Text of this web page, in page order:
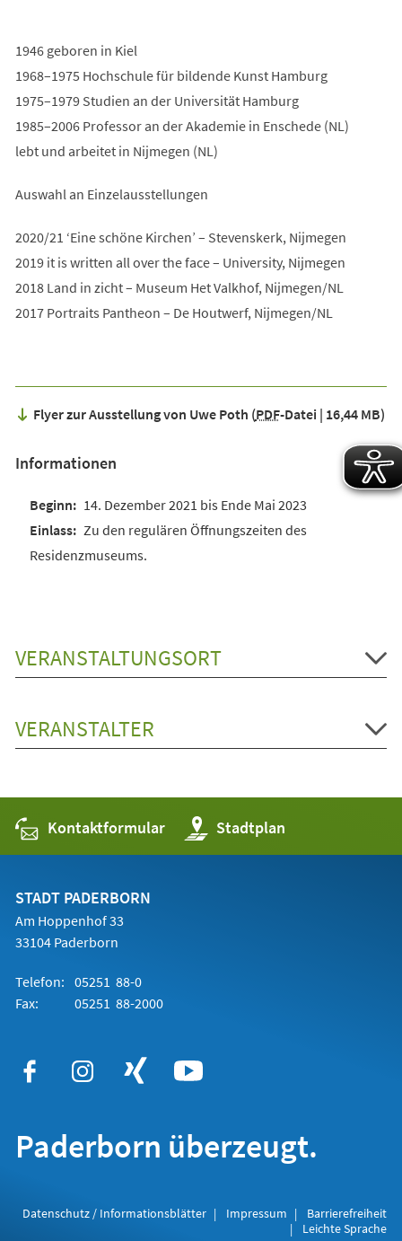
1946 geboren in Kiel
1968–1975 Hochschule für bildende Kunst Hamburg
1975–1979 Studien an der Universität Hamburg
1985–2006 Professor an der Akademie in Enschede (NL)
lebt und arbeitet in Nijmegen (NL)
Auswahl an Einzelausstellungen
2020/21 ‘Eine schöne Kirchen’ – Stevenskerk, Nijmegen
2019 it is written all over the face – University, Nijmegen
2018 Land in zicht – Museum Het Valkhof, Nijmegen/NL
2017 Portraits Pantheon – De Houtwerf, Nijmegen/NL
Flyer zur Ausstellung von Uwe Poth PDF-Datei 16,44 MB
Informationen
14. Dezember 2021 bis Ende Mai 2023
Zu den regulären Öffnungszeiten des
Residenzmuseums.
VERANSTALTUNGSORT
VERANSTALTER
Kontaktformular Stadtplan
(Öffnet
in
einem
STADT PADERBORN
Am Hoppenhof 33
33104 Paderborn
Telefon: 05251 88-0
Fax:
05251 88-2000
Paderborn überzeugt.
Datenschutz / Informationsblätter Impressum
Barrierefreiheit
Leichte Sprache